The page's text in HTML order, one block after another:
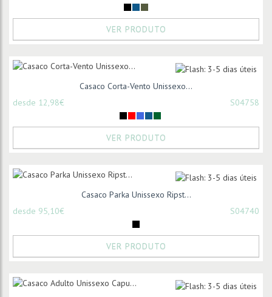
VER PRODUTO
Casaco Corta-Vento Unissexo...
desde 12,98€
S04758
VER PRODUTO
Casaco Parka Unissexo Ripst...
desde 95,10€
S04740
VER PRODUTO